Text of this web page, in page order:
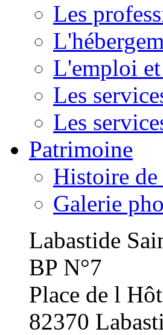
Les
L'emploi
Les
Les
Patrimoine
Histoire
Galerie
Labastide
BP N°7
Place de l
82370